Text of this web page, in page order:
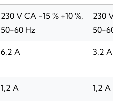
230 V CA -15 % +10 %,
50-60 Hz
230 V
50-60
6,2 A 3,2 A
1,2 A 1,2 A